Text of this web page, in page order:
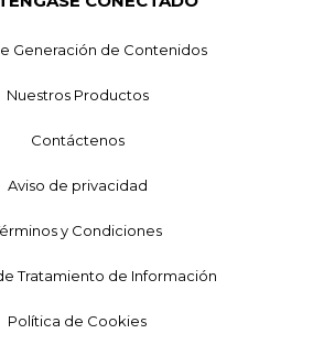
Generación de Contenidos
Nuestros Productos
Contáctenos
Aviso de privacidad
y Condiciones
Tratamiento de Información
Política de Cookies